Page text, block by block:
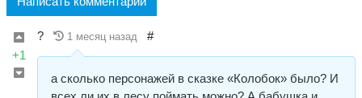
+1
? 1 месяц назад #
а сколько персонажей в сказке «Колобок» было? И